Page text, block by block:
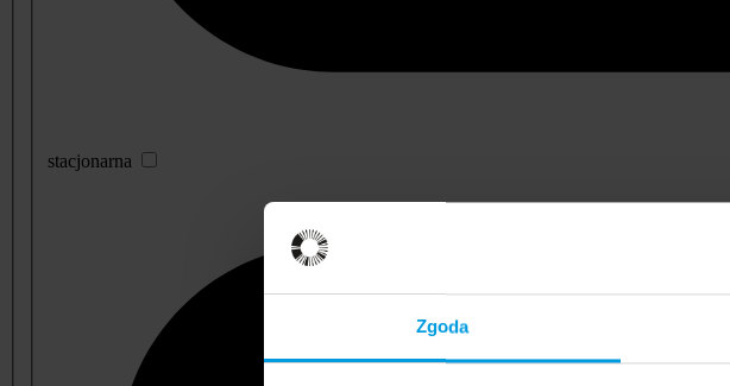
Zgoda
stacjonarna